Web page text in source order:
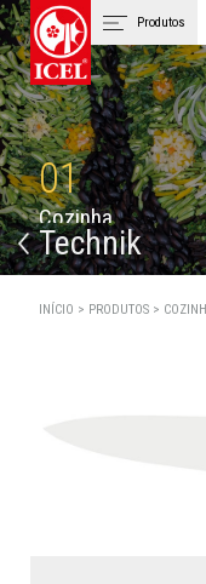
Produtos
Carrinho
Login de
01
Cozinha
Technik
INÍCIO > PRODUTOS >